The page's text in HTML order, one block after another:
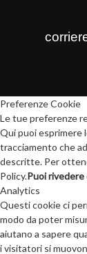
Preferenze Cookie
Le tue preferenze
Qui puoi esprimere
tracciamento che
descritte. Per
Policy.Puoi
Analytics
Questi cookie ci
modo da poter
aiutano a sapere
i visitatori si